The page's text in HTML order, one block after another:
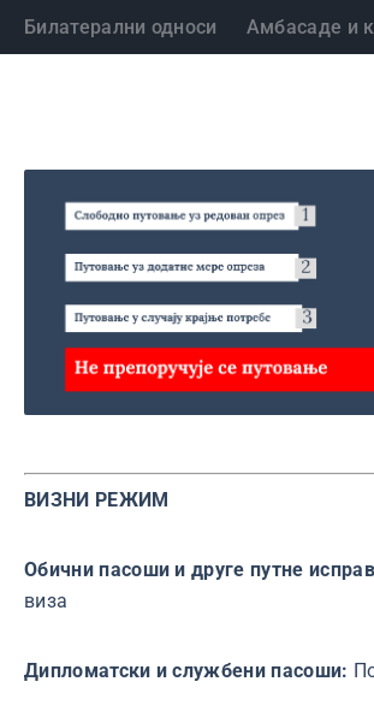
Државе
Билатерални односи Амбасаде и
ВИЗНИ РЕЖИМ
Обични пасоши и друге путне
виза
Дипломатски и службени пасоши: